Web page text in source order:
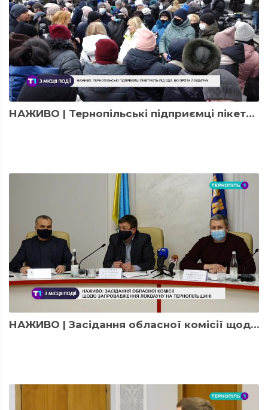
НАЖИВО | Тернопільські підприємці пікетують під ОДА, бо проти локдауну
НАЖИВО | Засідання обласної комісії щодо запровадження локдауну на Тернопільщині